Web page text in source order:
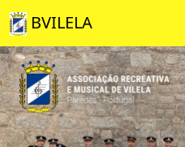
BVILELA